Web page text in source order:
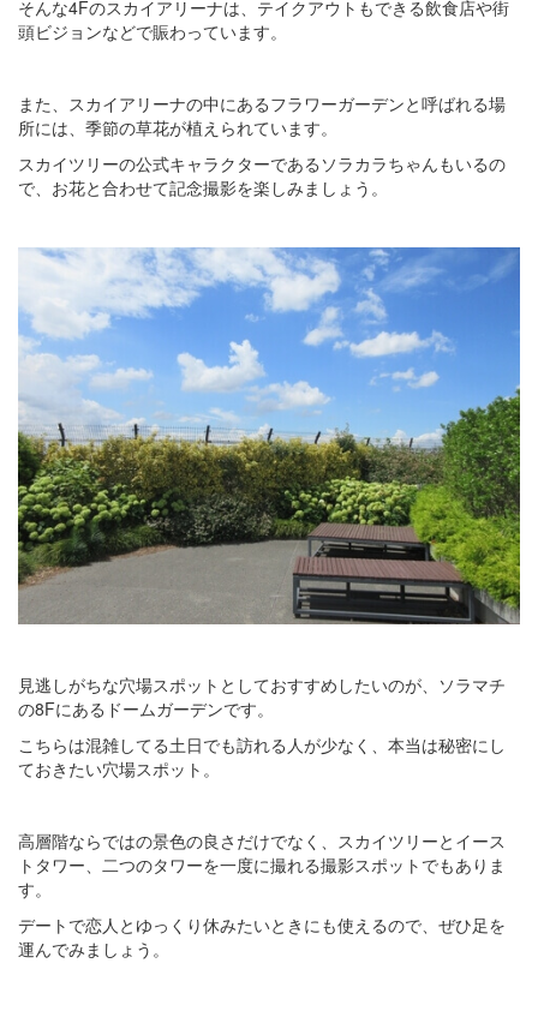
そんな4Fのスカイアリーナは、テイクアウトもできる飲食店や街
頭ビジョンなどで賑わっています。
また、スカイアリーナの中にあるフラワーガーデンと呼ばれる場
所には、季節の草花が植えられています。
スカイツリーの公式キャラクターであるソラカラちゃんもいるの
で、お花と合わせて記念撮影を楽しみましょう。
見逃しがちな穴場スポットとしておすすめしたいのが、ソラマチ
の8Fにあるドームガーデンです。
こちらは混雑してる土日でも訪れる人が少なく、本当は秘密にし
ておきたい穴場スポット。
高層階ならではの景色の良さだけでなく、スカイツリーとイース
トタワー、二つのタワーを一度に撮れる撮影スポットでもありま
す。
デートで恋人とゆっくり休みたいときにも使えるので、ぜひ足を
運んでみましょう。